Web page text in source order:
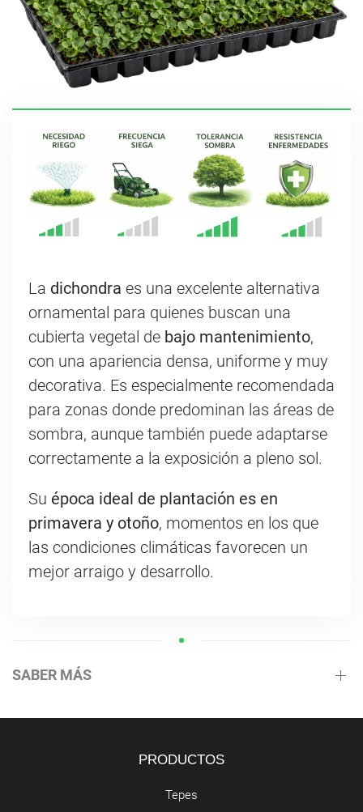
La dichondra es una excelente alternativa
ornamental para quienes buscan una
cubierta vegetal de bajo mantenimiento,
con una apariencia densa, uniforme y muy
decorativa. Es especialmente recomendada
para zonas donde predominan las áreas de
sombra, aunque también puede adaptarse
correctamente a la exposición a pleno sol.
Su época ideal de plantación es en
primavera y otoño, momentos en los que
las condiciones climáticas favorecen un
mejor arraigo y desarrollo.
SABER MÁS
PRODUCTOS
Tepes